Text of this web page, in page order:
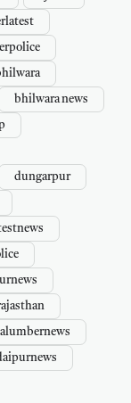
bhilwara news
dungarpur